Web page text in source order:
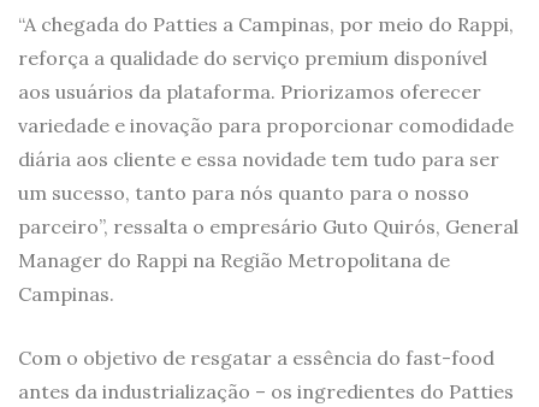
“A chegada do Patties a Campinas, por meio do Rappi,
reforça a qualidade do serviço premium disponível
aos usuários da plataforma. Priorizamos oferecer
variedade e inovação para proporcionar comodidade
diária aos cliente e essa novidade tem tudo para ser
um sucesso, tanto para nós quanto para o nosso
parceiro”, ressalta o empresário Guto Quirós, General
Manager do Rappi na Região Metropolitana de
Campinas.
Com o objetivo de resgatar a essência do fast-food
antes da industrialização – os ingredientes do Patties